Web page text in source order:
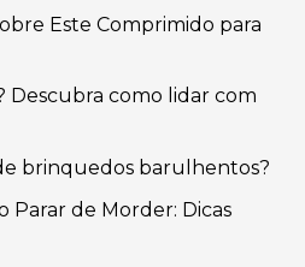
Este Comprimido para
Descubra como lidar com
brinquedos barulhentos?
Parar de Morder: Dicas